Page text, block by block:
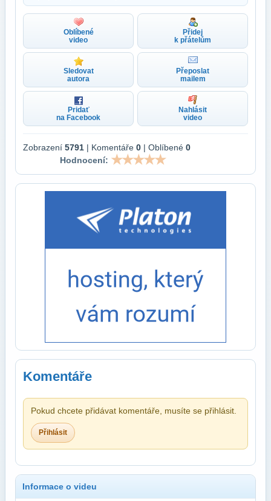
Oblíbené
video
Přidej
k přátelům
Sledovat
autora
Přeposlat
mailem
Pridať
na Facebook
Nahlásit
video
Zobrazení 5791 | Komentáře 0 | Oblíbené 0
Hodnocení:
Komentáře
Pokud chcete přidávat komentáře, musíte se přihlásit.
Přihlásit
Informace o videu